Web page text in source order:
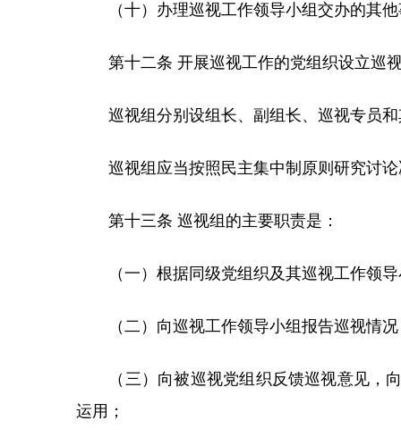
（十）办理巡视工作领导小组交办的其他
第十二条 开展巡视工作的党组织设立巡
巡视组分别设组长、副组长、巡视专员和
巡视组应当按照民主集中制原则研究讨论
第十三条 巡视组的主要职责是：
（一）根据同级党组织及其巡视工作领导
（二）向巡视工作领导小组报告巡视情况
（三）向被巡视党组织反馈巡视意见，向
运用；